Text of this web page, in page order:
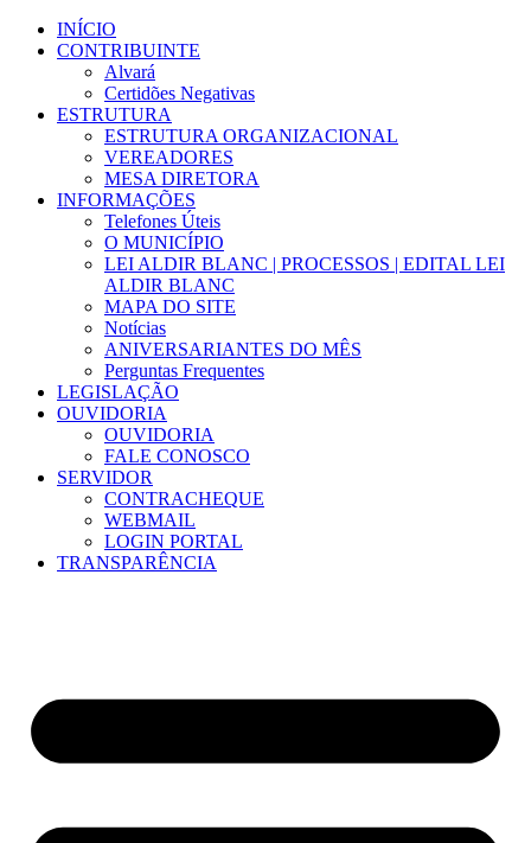
para
INÍCIO
CONTRIBUINTE
Alvará
Certidões Negativas
ESTRUTURA
ESTRUTURA ORGANIZACIONAL
VEREADORES
MESA DIRETORA
INFORMAÇÕES
Telefones Úteis
O MUNICÍPIO
LEI ALDIR BLANC | PROCESSOS | EDITAL LEI
ALDIR BLANC
MAPA DO SITE
Notícias
ANIVERSARIANTES DO MÊS
Perguntas Frequentes
LEGISLAÇÃO
OUVIDORIA
OUVIDORIA
FALE CONOSCO
SERVIDOR
CONTRACHEQUE
WEBMAIL
LOGIN PORTAL
TRANSPARÊNCIA